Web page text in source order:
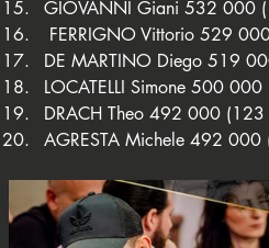
GIOVANNI Giani 532 000
FERRIGNO Vittorio 529
DE MARTINO Diego 519
LOCATELLI Simone 500 000
DRACH Theo 492 000 (123
AGRESTA Michele 492 000